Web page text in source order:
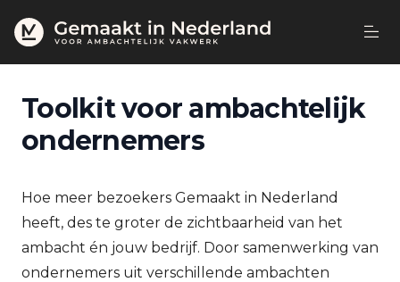
Toolkit voor ambachtelijk
ondernemers
Hoe meer bezoekers Gemaakt in Nederland
heeft, des te groter de zichtbaarheid van het
ambacht én jouw bedrijf. Door samenwerking van
ondernemers uit verschillende ambachten